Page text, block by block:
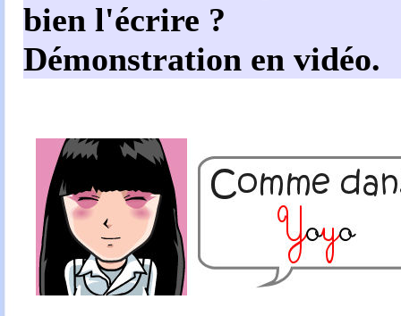
bien l'écrire ?
Démonstration en vidéo.